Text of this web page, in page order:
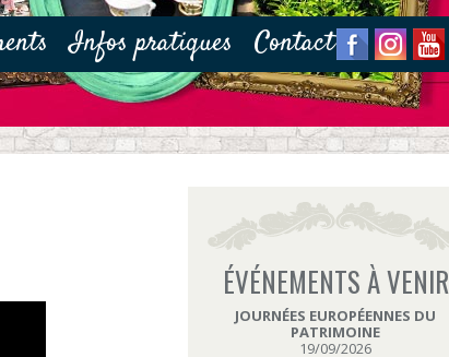
Infos pratiques Contact
ÉVÉNEMENTS À VENIR
JOURNÉES EUROPÉENNES DU
PATRIMOINE
19/09/2026